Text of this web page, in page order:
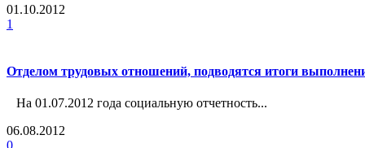
01.10.2012
1
Отделом трудовых отношений, подводятся итоги
На 01.07.2012 года социальную отчетность...
06.08.2012
0